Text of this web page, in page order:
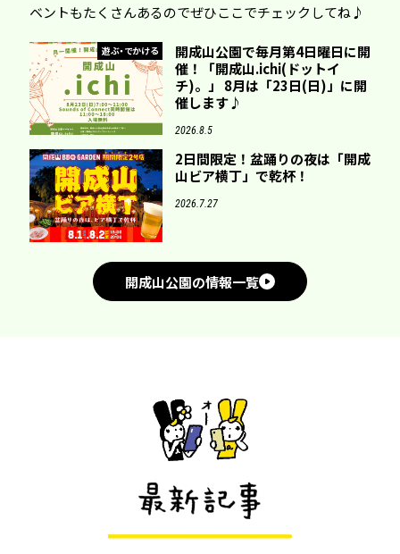
ベントもたくさんあるのでぜひここでチェックしてね♪
遊ぶ・でかける
開成山公園で毎月第4日曜日に開
催！「開成山.ichi(ドットイ
チ)。」 8月は「23日(日)」に開
催します♪
2026.8.5
2日間限定！盆踊りの夜は「開成
山ビア横丁」で乾杯！
2026.7.27
開成山公園の情報一覧